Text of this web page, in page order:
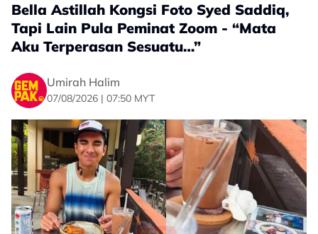
Bella Astillah Kongsi Foto Syed Saddiq,
Tapi Lain Pula Peminat Zoom - “Mata
Aku Terperasan Sesuatu…”
Umirah Halim
07/08/2026 | 07:50 MYT